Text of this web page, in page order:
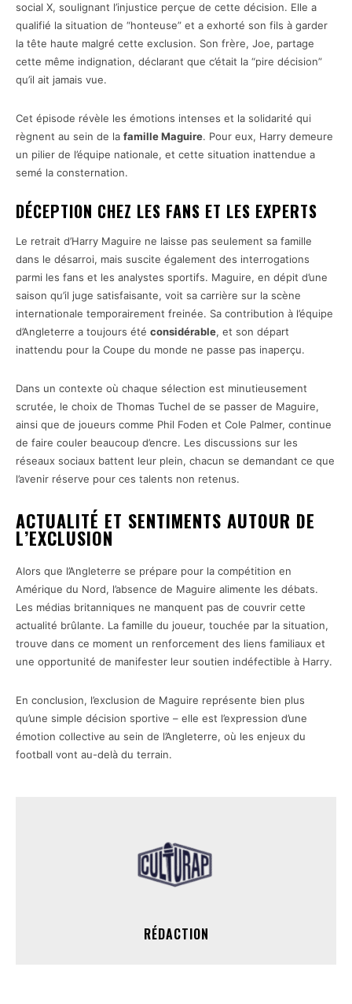
social X, soulignant l’injustice perçue de cette décision. Elle a
qualifié la situation de “honteuse” et a exhorté son fils à garder
la tête haute malgré cette exclusion. Son frère, Joe, partage
cette même indignation, déclarant que c’était la “pire décision”
qu’il ait jamais vue.
Cet épisode révèle les émotions intenses et la solidarité qui
règnent au sein de la famille Maguire. Pour eux, Harry demeure
un pilier de l’équipe nationale, et cette situation inattendue a
semé la consternation.
DÉCEPTION CHEZ LES FANS ET LES EXPERTS
Le retrait d’Harry Maguire ne laisse pas seulement sa famille
dans le désarroi, mais suscite également des interrogations
parmi les fans et les analystes sportifs. Maguire, en dépit d’une
saison qu’il juge satisfaisante, voit sa carrière sur la scène
internationale temporairement freinée. Sa contribution à l’équipe
d’Angleterre a toujours été considérable, et son départ
inattendu pour la Coupe du monde ne passe pas inaperçu.
Dans un contexte où chaque sélection est minutieusement
scrutée, le choix de Thomas Tuchel de se passer de Maguire,
ainsi que de joueurs comme Phil Foden et Cole Palmer, continue
de faire couler beaucoup d’encre. Les discussions sur les
réseaux sociaux battent leur plein, chacun se demandant ce que
l’avenir réserve pour ces talents non retenus.
ACTUALITÉ ET SENTIMENTS AUTOUR DE
L’EXCLUSION
Alors que l’Angleterre se prépare pour la compétition en
Amérique du Nord, l’absence de Maguire alimente les débats.
Les médias britanniques ne manquent pas de couvrir cette
actualité brûlante. La famille du joueur, touchée par la situation,
trouve dans ce moment un renforcement des liens familiaux et
une opportunité de manifester leur soutien indéfectible à Harry.
En conclusion, l’exclusion de Maguire représente bien plus
qu’une simple décision sportive – elle est l’expression d’une
émotion collective au sein de l’Angleterre, où les enjeux du
football vont au-delà du terrain.
RÉDACTION